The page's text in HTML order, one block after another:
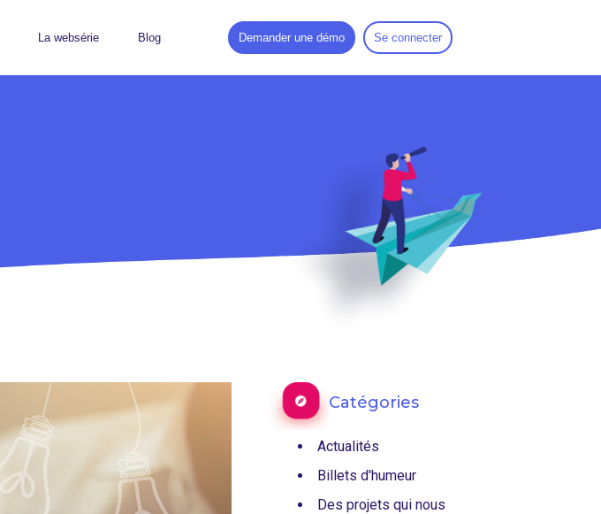
La websérie Blog Demander une démo Se connecter
Catégories
Actualités
Billets d'humeur
Des projets qui nous